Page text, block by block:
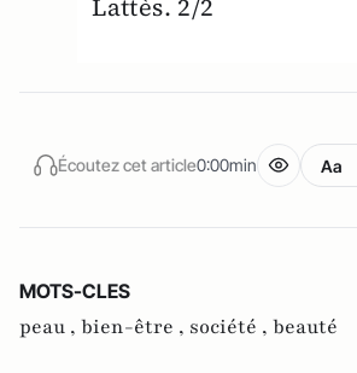
Lattès. 2/2
Écoutez cet article0:00min Aa
MOTS-CLES
peau , bien-être , société , beauté